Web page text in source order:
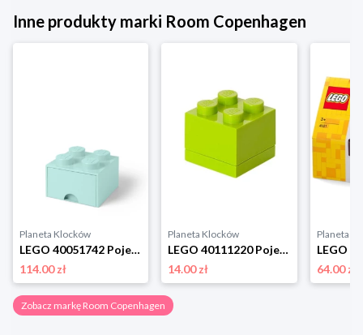
Inne produkty marki Room Copenhagen
Planeta Klocków
LEGO 40051742 Pojemnik na klocki z szufladą 2x2 turkusowy Room copenhagen
114.00 zł
Planeta Klocków
LEGO 40111220 Pojemnik na drobiazgi 2x2 MINI limonkowy Room copenhagen
14.00 zł
Planeta
64.00 zł
Zobacz markę Room Copenhagen